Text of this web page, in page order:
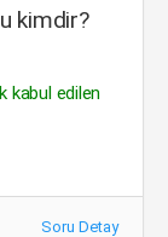
kimdir?
kabul edilen
Soru Detay